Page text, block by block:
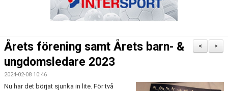
KLUBBFAKTA
>
<
Årets förening samt Årets barn- &
ungdomsledare 2023
2024-02-08 10:46
Nu har det börjat sjunka in lite. För två